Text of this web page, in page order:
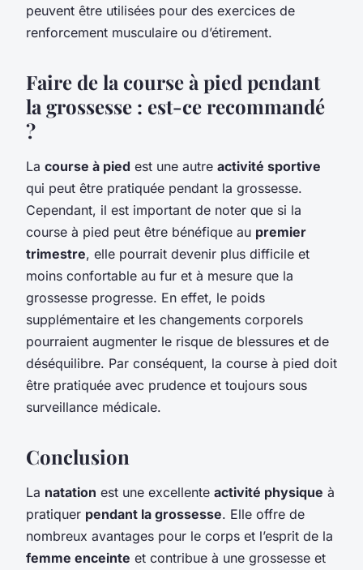
peuvent être utilisées pour des exercices de
renforcement musculaire ou d’étirement.
Faire de la course à pied pendant
la grossesse : est-ce recommandé
?
La course à pied est une autre activité sportive
qui peut être pratiquée pendant la grossesse.
Cependant, il est important de noter que si la
course à pied peut être bénéfique au premier
trimestre, elle pourrait devenir plus difficile et
moins confortable au fur et à mesure que la
grossesse progresse. En effet, le poids
supplémentaire et les changements corporels
pourraient augmenter le risque de blessures et de
déséquilibre. Par conséquent, la course à pied doit
être pratiquée avec prudence et toujours sous
surveillance médicale.
Conclusion
La natation est une excellente activité physique à
pratiquer pendant la grossesse. Elle offre de
nombreux avantages pour le corps et l’esprit de la
femme enceinte et contribue à une grossesse et